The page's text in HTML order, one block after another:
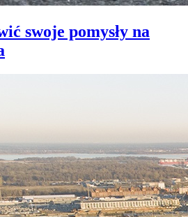
swoje pomysły na